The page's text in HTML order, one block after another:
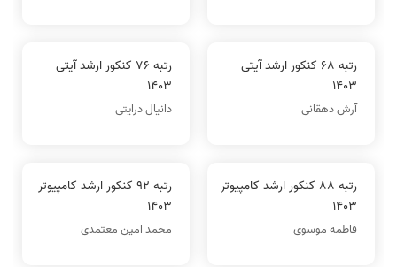
رتبه 68 کنکور ارشد آیتی
1403
آرش دهقانی
رتبه 76 کنکور ارشد آیتی
1403
دانیال درایتی
رتبه 88 کنکور ارشد کامپیوتر
1403
فاطمه موسوی
رتبه 92 کنکور ارشد کامپیوتر
1403
محمد امین معتمدی